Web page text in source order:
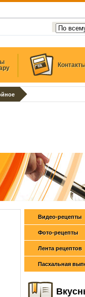
Видео-рецепты
Фото-рецепты
Лента рецептов
Пасхальная